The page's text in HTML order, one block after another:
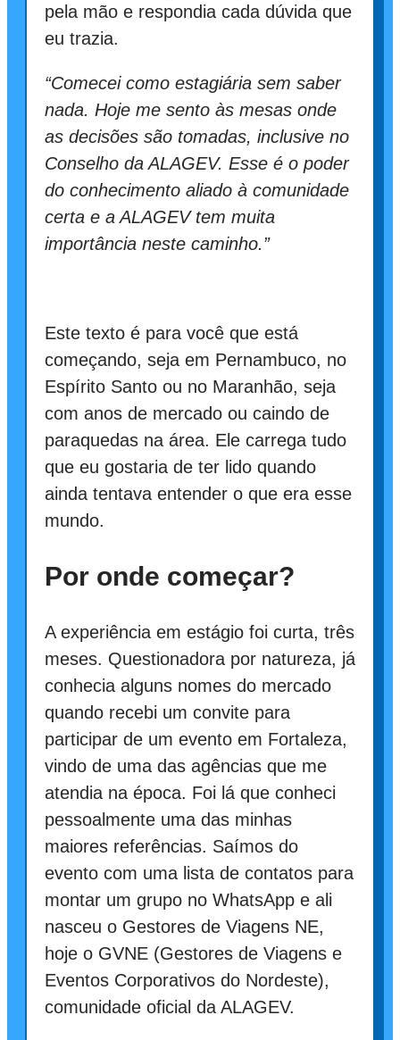
pela mão e respondia cada dúvida que
eu trazia.
“Comecei como estagiária sem saber
nada. Hoje me sento às mesas onde
as decisões são tomadas, inclusive no
Conselho da ALAGEV. Esse é o poder
do conhecimento aliado à comunidade
certa e a ALAGEV tem muita
importância neste caminho.”
Este texto é para você que está
começando, seja em Pernambuco, no
Espírito Santo ou no Maranhão, seja
com anos de mercado ou caindo de
paraquedas na área. Ele carrega tudo
que eu gostaria de ter lido quando
ainda tentava entender o que era esse
mundo.
Por onde começar?
A experiência em estágio foi curta, três
meses. Questionadora por natureza, já
conhecia alguns nomes do mercado
quando recebi um convite para
participar de um evento em Fortaleza,
vindo de uma das agências que me
atendia na época. Foi lá que conheci
pessoalmente uma das minhas
maiores referências. Saímos do
evento com uma lista de contatos para
montar um grupo no WhatsApp e ali
nasceu o Gestores de Viagens NE,
hoje o GVNE (Gestores de Viagens e
Eventos Corporativos do Nordeste),
comunidade oficial da ALAGEV.